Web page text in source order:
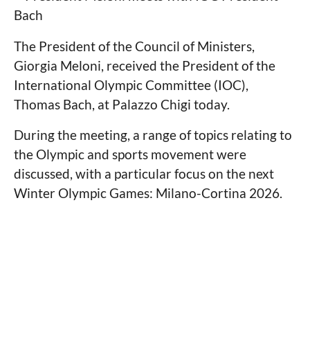
n
i
a
g
o
c
L
o
c
a
l
e
The President of the Council of Ministers,
Giorgia Meloni, received the President of the
International Olympic Committee (IOC),
Thomas Bach, at Palazzo Chigi today.
During the meeting, a range of topics relating to
the Olympic and sports movement were
discussed, with a particular focus on the next
Winter Olympic Games: Milano-Cortina 2026.